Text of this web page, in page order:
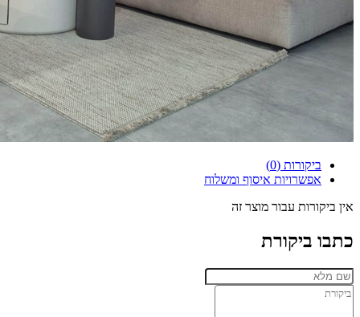
ביקורות (0)
אפשרויות איסוף ומשלוח
אין ביקורות עבור מוצר זה
כתבו ביקורת